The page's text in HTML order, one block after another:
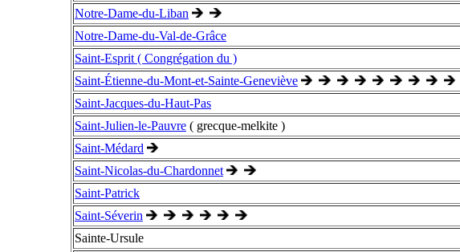
Notre-Dame-du-Liban
Notre-Dame-du-Val-de-Grâce
Saint-Esprit ( Congrégation du )
Saint-Étienne-du-Mont-et-Sainte-Geneviève
Saint-Jacques-du-Haut-Pas
Saint-Julien-le-Pauvre ( grecque-melkite )
Saint-Médard
Saint-Nicolas-du-Chardonnet
Saint-Patrick
Saint-Séverin
Sainte-Ursule